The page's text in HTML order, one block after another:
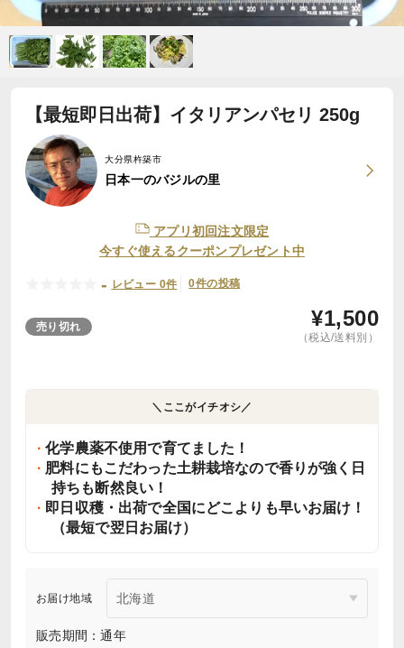
【最短即日出荷】イタリアンパセリ 250g
大分県杵築市
日本一のバジルの里
アプリ初回注文限定
今すぐ使えるクーポンプレゼント中
- レビュー 0件 0件の投稿
売り切れ ¥1,500
（税込/送料別）
＼ここがイチオシ／
化学農薬不使用で育てました！
肥料にもこだわった土耕栽培なので香りが強く日
持ちも断然良い！
即日収穫・出荷で全国にどこよりも早いお届け！
（最短で翌日お届け）
お届け地域
販売期間：通年